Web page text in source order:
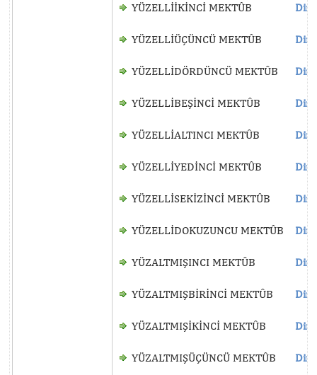
YÜZELLİİKİNCİ MEKTÛB
YÜZELLİÜÇÜNCÜ MEKTÛB
YÜZELLİDÖRDÜNCÜ MEKTÛB
YÜZELLİBEŞİNCİ MEKTÛB
YÜZELLİALTINCI MEKTÛB
YÜZELLİYEDİNCİ MEKTÛB
YÜZELLİSEKİZİNCİ MEKTÛB
YÜZELLİDOKUZUNCU MEKTÛB
YÜZALTMIŞINCI MEKTÛB
YÜZALTMIŞBİRİNCİ MEKTÛB
YÜZALTMIŞİKİNCİ MEKTÛB
YÜZALTMIŞÜÇÜNCÜ MEKTÛB